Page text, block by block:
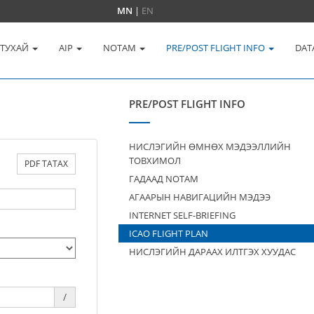
MN | EN
AIP NOTAM PRE/POST FLIGHT INFO
PDF ТАТАХ
/
PRE/POST FLIGHT INFO
НИСЛЭГИЙН ӨМНӨХ МЭДЭЭЛЛИЙН
ТОВХИМОЛ
ГАДААД NOTAM
АГААРЫН НАВИГАЦИЙН МЭДЭЭ
INTERNET SELF-BRIEFING
ICAO FLIGHT PLAN
НИСЛЭГИЙН ДАРААХ ИЛТГЭХ ХУУДАС